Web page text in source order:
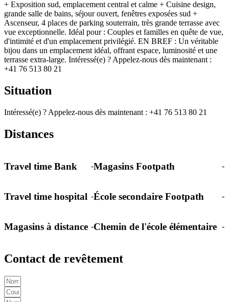
+ Exposition sud, emplacement central et calme + Cuisine design,
grande salle de bains, séjour ouvert, fenêtres exposées sud +
Ascenseur, 4 places de parking souterrain, très grande terrasse avec
vue exceptionnelle. Idéal pour : Couples et familles en quête de vue,
d'intimité et d'un emplacement privilégié. EN BREF : Un véritable
bijou dans un emplacement idéal, offrant espace, luminosité et une
terrasse extra-large. Intéressé(e) ? Appelez-nous dès maintenant :
+41 76 513 80 21
Situation
Intéressé(e) ? Appelez-nous dès maintenant : +41 76 513 80 21
Distances
Travel time Bank -Magasins Footpath -
Travel time hospital -École secondaire Footpath -
Magasins à distance -Chemin de l'école élémentaire -
Contact de revêtement